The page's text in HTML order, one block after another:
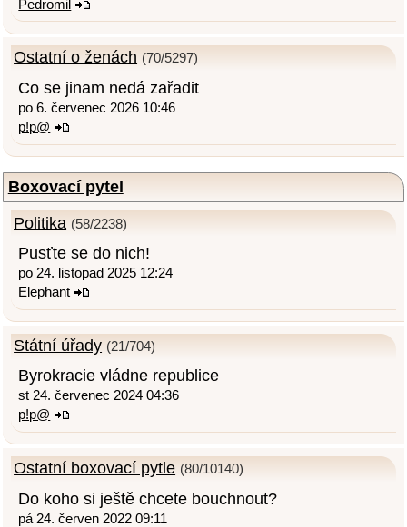
Pedromil
Ostatní o ženách (70/5297)
Co se jinam nedá zařadit
po 6. červenec 2026 10:46
p!p@
Boxovací pytel
Politika (58/2238)
Pusťte se do nich!
po 24. listopad 2025 12:24
Elephant
Státní úřady (21/704)
Byrokracie vládne republice
st 24. červenec 2024 04:36
p!p@
Ostatní boxovací pytle (80/10140)
Do koho si ještě chcete bouchnout?
pá 24. červen 2022 09:11